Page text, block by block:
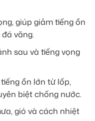
giúp giảm tiếng ồn
văng.
sau và tiếng vọng
ồn lớn từ lốp,
biệt chống nước.
gió và cách nhiệt